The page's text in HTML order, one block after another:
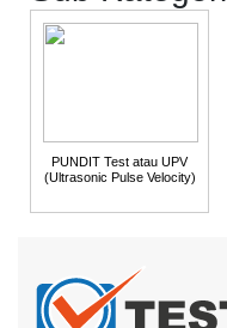
PUNDIT Test atau UPV
(Ultrasonic Pulse Velocity)